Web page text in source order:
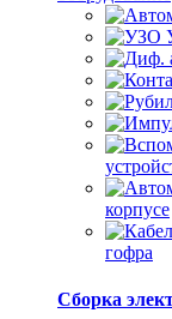
корпусе
гофра
Сборка